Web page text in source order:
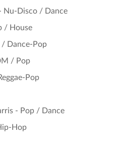
Nu-Disco / Dance
/ House
/ Dance-Pop
/ Pop
Pop
- Pop / Dance
Hop